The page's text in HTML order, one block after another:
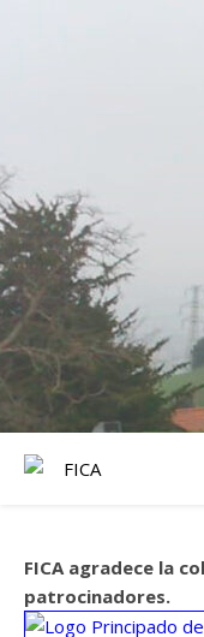
FICA agradece la
patrocinadores.